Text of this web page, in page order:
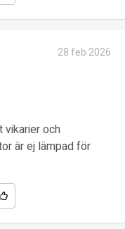
28 feb 2026
vikarier och
är ej lämpad för